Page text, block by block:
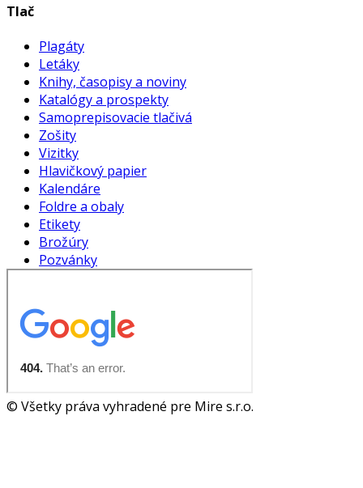
Tlač
Plagáty
Letáky
Knihy, časopisy a noviny
Katalógy a prospekty
Samoprepisovacie tlačivá
Zošity
Vizitky
Hlavičkový papier
Kalendáre
Foldre a obaly
Etikety
Brožúry
Pozvánky
© Všetky práva vyhradené pre Mire s.r.o.